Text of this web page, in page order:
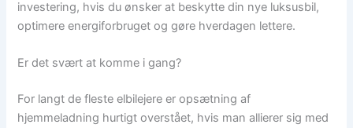
investering, hvis du ønsker at beskytte din nye luksusbil,
optimere energiforbruget og gøre hverdagen lettere.
Er det svært at komme i gang?
For langt de fleste elbilejere er opsætning af
hjemmeladning hurtigt overstået, hvis man allierer sig med